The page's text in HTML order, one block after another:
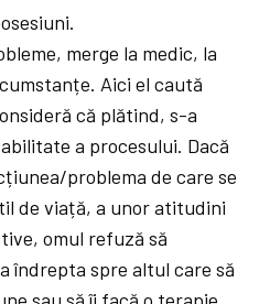
merge la medic, la
Aici el caută
că plătind, s-a
a procesului. Dacă
problema de care se
de viață, a unor atitudini
omul refuză să
îndrepta spre altul care să